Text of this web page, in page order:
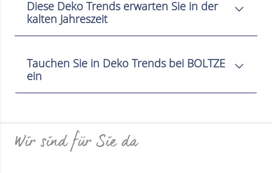
Diese Deko Trends erwarten Sie in der
kalten Jahreszeit
Tauchen Sie in Deko Trends bei BOLTZE
ein
Wir sind für Sie da